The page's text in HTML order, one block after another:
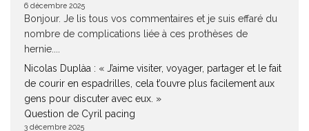
6 décembre 2025
Bonjour. Je lis tous vos commentaires et je suis effaré du
nombre de complications liée à ces prothèses de
hernie....
Nicolas Duplàa : « J’aime visiter, voyager, partager et le fait
de courir en espadrilles, cela t’ouvre plus facilement aux
gens pour discuter avec eux. »
Question de Cyril pacing
3 décembre 2025